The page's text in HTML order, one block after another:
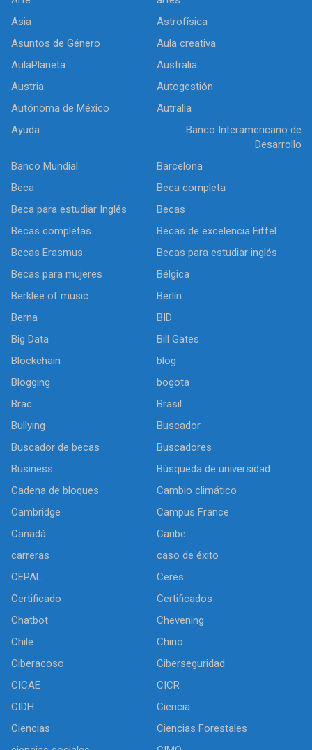
Asia
Astrofísica
Asuntos de Género
Aula creativa
AulaPlaneta
Australia
Austria
Autogestión
Autónoma de México
Autralia
Ayuda
Banco Interamericano de
Desarrollo
Banco Mundial
Barcelona
Beca
Beca completa
Beca para estudiar Inglés
Becas
Becas completas
Becas de excelencia Eiffel
Becas Erasmus
Becas para estudiar inglés
Becas para mujeres
Bélgica
Berklee of music
Berlín
Berna
BID
Big Data
Bill Gates
Blockchain
blog
Blogging
bogota
Brac
Brasil
Bullying
Buscador
Buscador de becas
Buscadores
Business
Búsqueda de universidad
Cadena de bloques
Cambio climático
Cambridge
Campus France
Canadá
Caribe
carreras
caso de éxito
CEPAL
Ceres
Certificado
Certificados
Chatbot
Chevening
Chile
Chino
Ciberacoso
Ciberseguridad
CICAE
CICR
CIDH
Ciencia
Ciencias
Ciencias Forestales